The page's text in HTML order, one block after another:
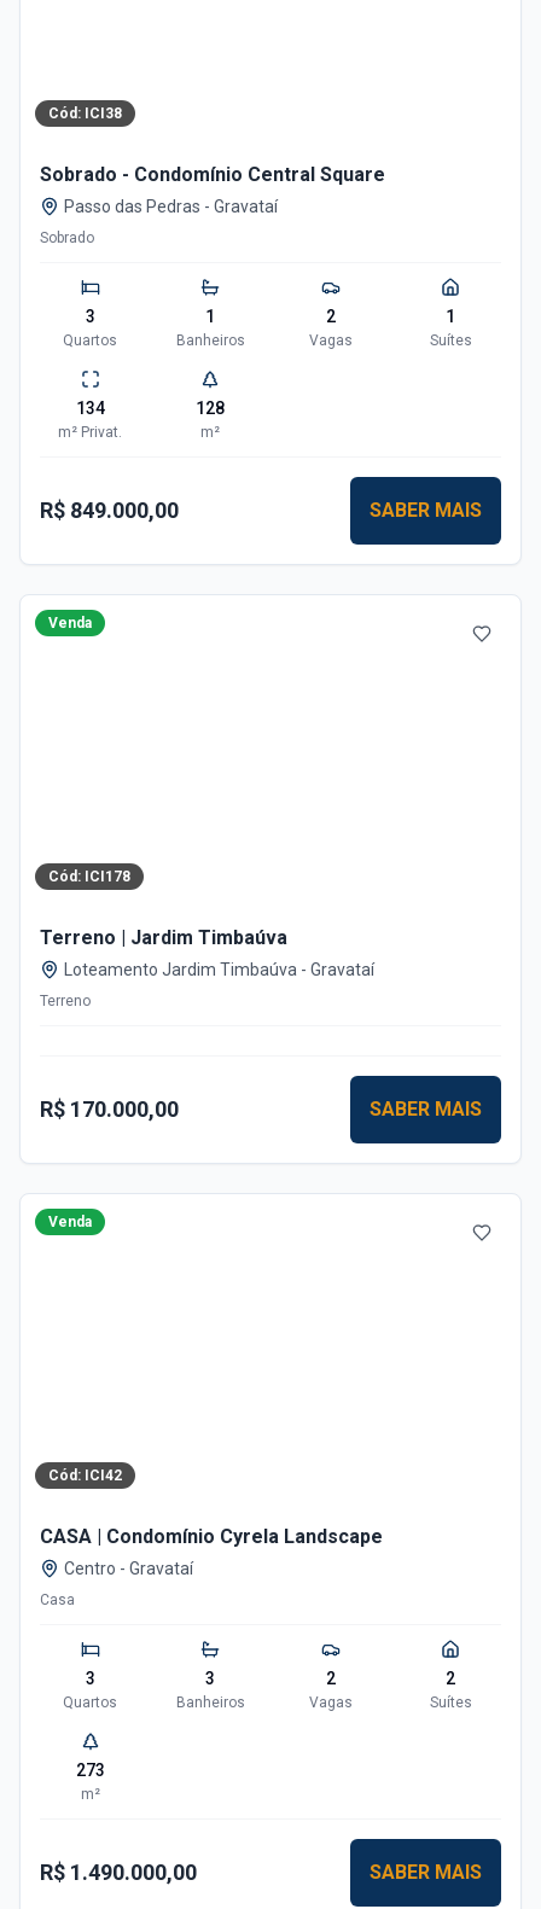
Cód: ICI38
Sobrado - Condomínio Central Square
Passo das Pedras - Gravataí
Sobrado
3
Quartos
1
Banheiros
2
Vagas
1
Suítes
134
m² Privat.
128
m²
R$ 849.000,00 SABER MAIS
Venda
Cód: ICI178
Terreno | Jardim Timbaúva
Loteamento Jardim Timbaúva - Gravataí
Terreno
R$ 170.000,00 SABER MAIS
Venda
Cód: ICI42
CASA | Condomínio Cyrela Landscape
Centro - Gravataí
Casa
3
Quartos
3
Banheiros
2
Vagas
2
Suítes
273
m²
R$ 1.490.000,00 SABER MAIS